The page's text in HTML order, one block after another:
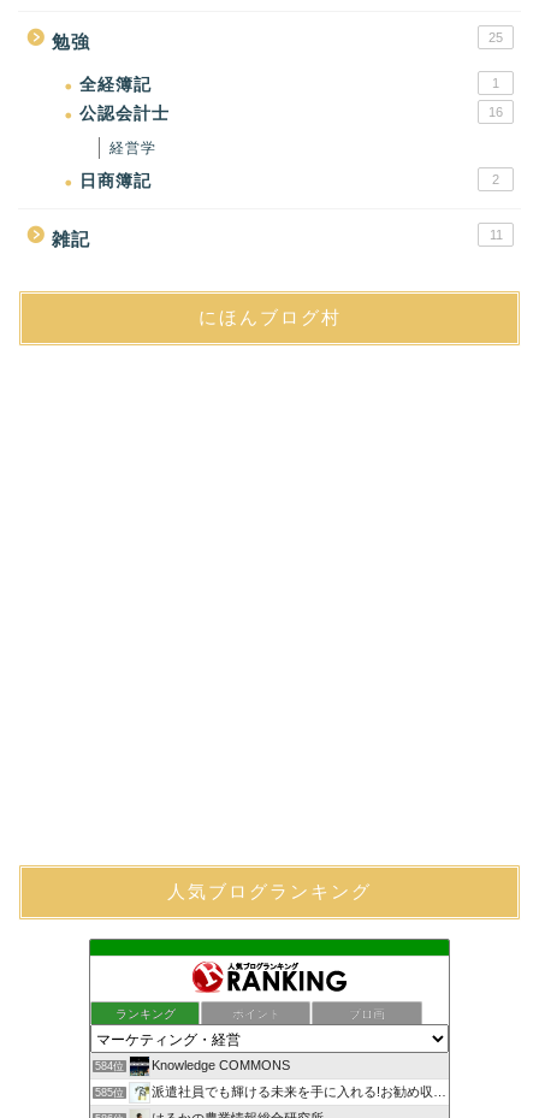
勉強 25
全経簿記 1
公認会計士 16
経営学
日商簿記 2
雑記 11
にほんブログ村
人気ブログランキング
ランキング ポイント ブロ画
584位 Knowledge COMMONS
585位 派遣社員でも輝ける未来を手に入れる!お勧め収入確保術！